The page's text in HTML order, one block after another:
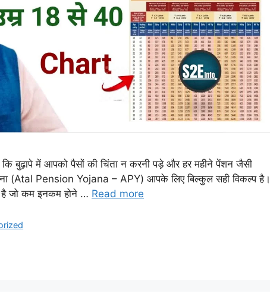
बुढ़ापे में आपको पैसों की चिंता न करनी पड़े और हर महीने पेंशन जैसी
(Atal Pension Yojana – APY) आपके लिए बिल्कुल सही विकल्प है।
है जो कम इनकम होने … Read more